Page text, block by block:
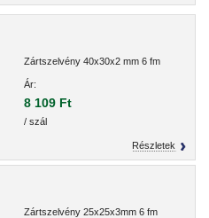
Zártszelvény 40x30x2 mm 6 fm
Ár:
8 109 Ft
/ szál
Részletek
Zártszelvény 25x25x3mm 6 fm